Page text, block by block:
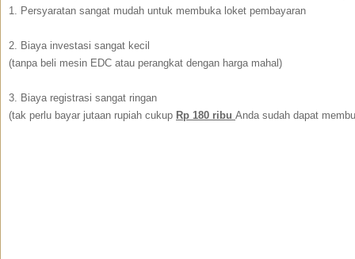
1. Persyaratan sangat mudah untuk membuka loket pembayaran
2. Biaya investasi sangat kecil
(tanpa beli mesin EDC atau perangkat dengan harga mahal)
3. Biaya registrasi sangat ringan
(tak perlu bayar jutaan rupiah cukup Rp 180 ribu Anda sudah dapat